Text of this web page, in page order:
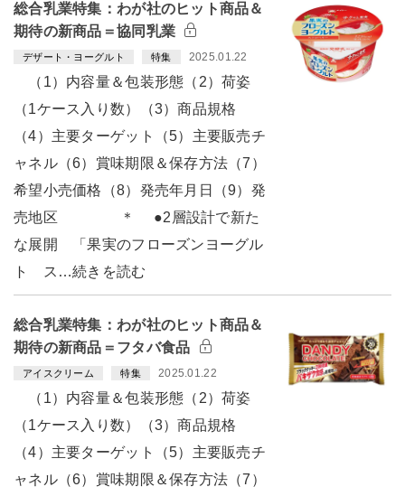
総合乳業特集：わが社のヒット商品＆
期待の新商品＝協同乳業
デザート・ヨーグルト 特集 2025.01.22
（1）内容量＆包装形態（2）荷姿
（1ケース入り数）（3）商品規格
（4）主要ターゲット（5）主要販売チ
ャネル（6）賞味期限＆保存方法（7）
希望小売価格（8）発売年月日（9）発
売地区 ＊ ●2層設計で新た
な展開 「果実のフローズンヨーグル
ト ス…続きを読む
総合乳業特集：わが社のヒット商品＆
期待の新商品＝フタバ食品
アイスクリーム 特集 2025.01.22
（1）内容量＆包装形態（2）荷姿
（1ケース入り数）（3）商品規格
（4）主要ターゲット（5）主要販売チ
ャネル（6）賞味期限＆保存方法（7）